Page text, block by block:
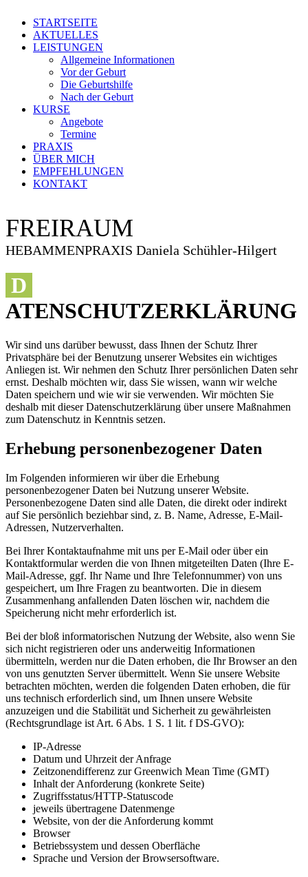
STARTSEITE
AKTUELLES
LEISTUNGEN
Allgemeine Informationen
Vor der Geburt
Die Geburtshilfe
Nach der Geburt
KURSE
Angebote
Termine
PRAXIS
ÜBER MICH
EMPFEHLUNGEN
KONTAKT
FREIRAUM
HEBAMMENPRAXIS Daniela Schühler-Hilgert
D
ATENSCHUTZERKLÄRUNG
Wir sind uns darüber bewusst, dass Ihnen der Schutz Ihrer
Privatsphäre bei der Benutzung unserer Websites ein wichtiges
Anliegen ist. Wir nehmen den Schutz Ihrer persönlichen Daten sehr
ernst. Deshalb möchten wir, dass Sie wissen, wann wir welche
Daten speichern und wie wir sie verwenden. Wir möchten Sie
deshalb mit dieser Datenschutzerklärung über unsere Maßnahmen
zum Datenschutz in Kenntnis setzen.
Erhebung personenbezogener Daten
Im Folgenden informieren wir über die Erhebung
personenbezogener Daten bei Nutzung unserer Website.
Personenbezogene Daten sind alle Daten, die direkt oder indirekt
auf Sie persönlich beziehbar sind, z. B. Name, Adresse, E-Mail-
Adressen, Nutzerverhalten.
Bei Ihrer Kontaktaufnahme mit uns per E-Mail oder über ein
Kontaktformular werden die von Ihnen mitgeteilten Daten (Ihre E-
Mail-Adresse, ggf. Ihr Name und Ihre Telefonnummer) von uns
gespeichert, um Ihre Fragen zu beantworten. Die in diesem
Zusammenhang anfallenden Daten löschen wir, nachdem die
Speicherung nicht mehr erforderlich ist.
Bei der bloß informatorischen Nutzung der Website, also wenn Sie
sich nicht registrieren oder uns anderweitig Informationen
übermitteln, werden nur die Daten erhoben, die Ihr Browser an den
von uns genutzten Server übermittelt. Wenn Sie unsere Website
betrachten möchten, werden die folgenden Daten erhoben, die für
uns technisch erforderlich sind, um Ihnen unsere Website
anzuzeigen und die Stabilität und Sicherheit zu gewährleisten
(Rechtsgrundlage ist Art. 6 Abs. 1 S. 1 lit. f DS-GVO):
IP-Adresse
Datum und Uhrzeit der Anfrage
Zeitzonendifferenz zur Greenwich Mean Time (GMT)
Inhalt der Anforderung (konkrete Seite)
Zugriffsstatus/HTTP-Statuscode
jeweils übertragene Datenmenge
Website, von der die Anforderung kommt
Browser
Betriebssystem und dessen Oberfläche
Sprache und Version der Browsersoftware.